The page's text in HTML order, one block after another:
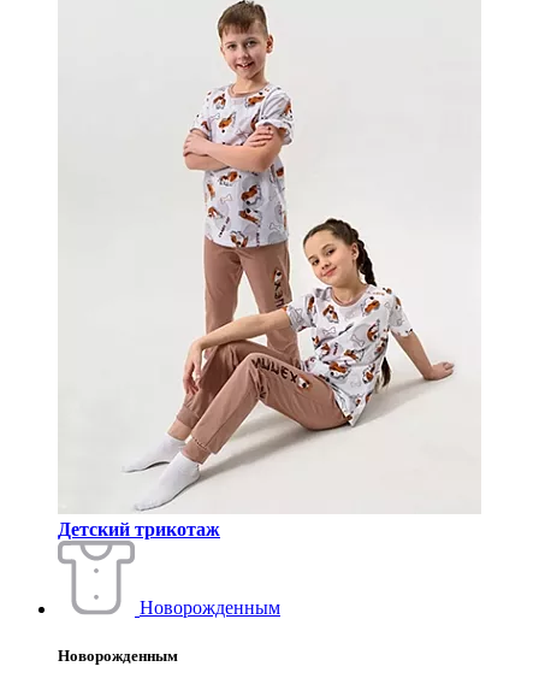
Детский трикотаж
Новорожденным
Новорожденным